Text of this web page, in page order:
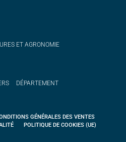
ET AGRONOMIE
DÉPARTEMENT
GÉNÉRALES DES VENTES
POLITIQUE DE COOKIES (UE)